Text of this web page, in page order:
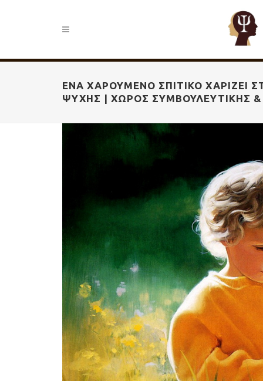
ΈΝΑ ΧΑΡΟΎΜΕΝΟ ΣΠΙΤΙΚΌ ΧΑΡΊΖΕΙ
ΨΥΧΉΣ | ΧΏΡΟΣ ΣΥΜΒΟΥΛΕΥΤΙΚΉΣ